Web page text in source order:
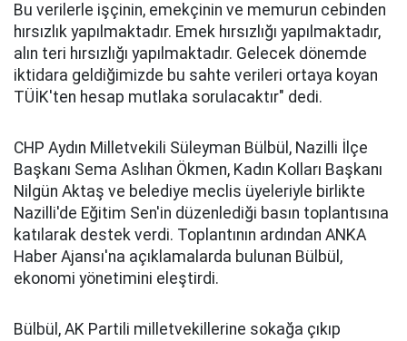
Bu verilerle işçinin, emekçinin ve memurun cebinden
hırsızlık yapılmaktadır. Emek hırsızlığı yapılmaktadır,
alın teri hırsızlığı yapılmaktadır. Gelecek dönemde
iktidara geldiğimizde bu sahte verileri ortaya koyan
TÜİK'ten hesap mutlaka sorulacaktır" dedi.
CHP Aydın Milletvekili Süleyman Bülbül, Nazilli İlçe
Başkanı Sema Aslıhan Ökmen, Kadın Kolları Başkanı
Nilgün Aktaş ve belediye meclis üyeleriyle birlikte
Nazilli'de Eğitim Sen'in düzenlediği basın toplantısına
katılarak destek verdi. Toplantının ardından ANKA
Haber Ajansı'na açıklamalarda bulunan Bülbül,
ekonomi yönetimini eleştirdi.
Bülbül, AK Partili milletvekillerine sokağa çıkıp